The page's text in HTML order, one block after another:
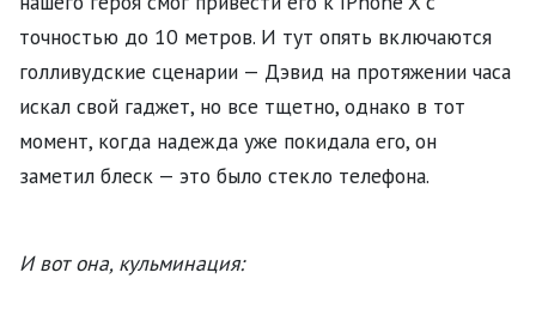
точностью до 10 метров. И тут опять включаются
голливудские сценарии — Дэвид на протяжении часа
искал свой гаджет, но все тщетно, однако в тот
момент, когда надежда уже покидала его, он
заметил блеск — это было стекло телефона.
И вот она, кульминация: